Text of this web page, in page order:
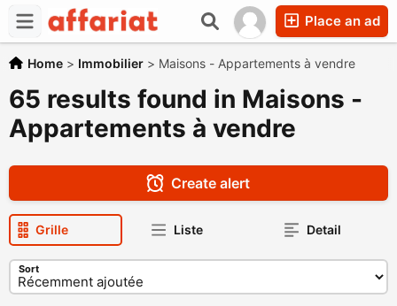
Place an ad
Home > Immobilier > Maisons - Appartements à vendre
65 results found in Maisons -
Appartements à vendre
Create alert
Grille Liste Detail
Sort